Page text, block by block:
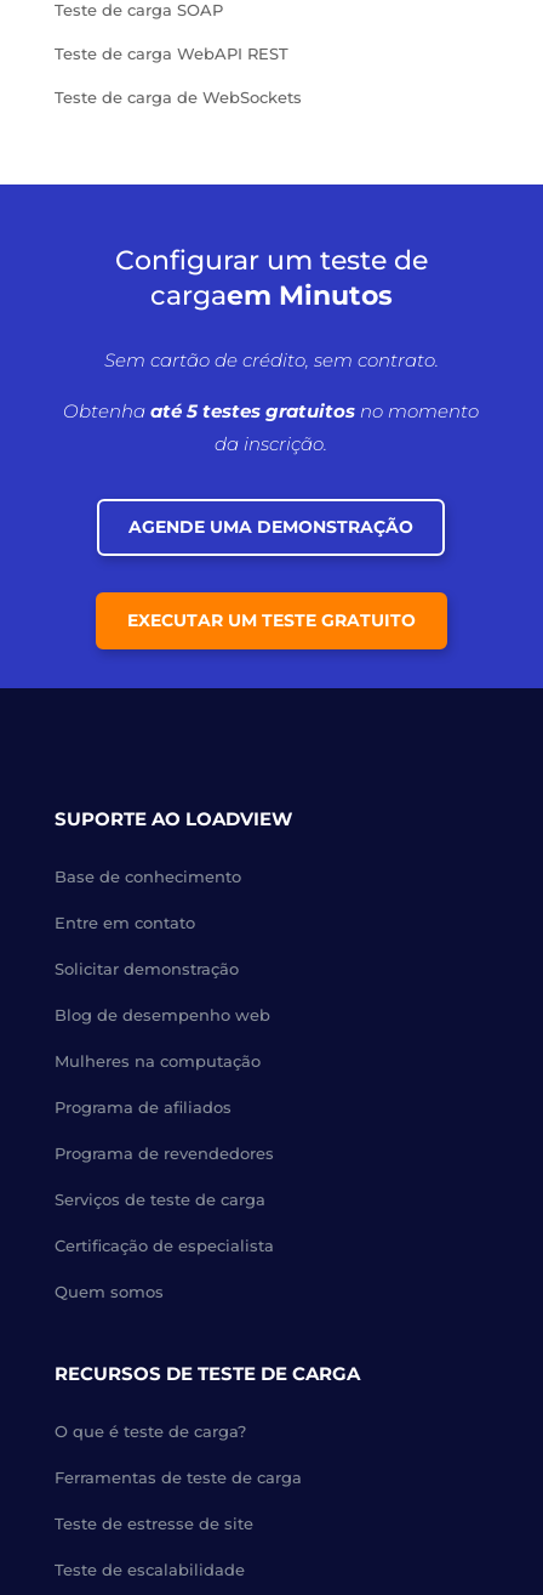
Teste de carga SOAP
Teste de carga WebAPI REST
Teste de carga de WebSockets
Configurar um teste de
cargaem Minutos
Sem cartão de crédito, sem contrato.
Obtenhaaté 5 testes gratuitos no momento
da inscrição.
AGENDE UMA DEMONSTRAÇÃO
EXECUTAR UM TESTE GRATUITO
SUPORTE AO LOADVIEW
Base de conhecimento
Entre em contato
Solicitar demonstração
Blog de desempenho web
Mulheres na computação
Programa de afiliados
Programa de revendedores
Serviços de teste de carga
Certificação de especialista
Quem somos
RECURSOS DE TESTE DE CARGA
O que é teste de carga?
Ferramentas de teste de carga
Teste de estresse de site
Teste de escalabilidade